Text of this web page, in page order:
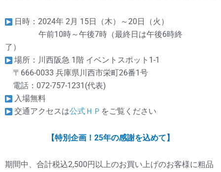
日時：2024年 2月 15日（木）～20日（火）
午前10時～午後7時（最終日は午後6時終
了）
場所：川西阪急 1階 イベントスポット1-1
〒666-0033 兵庫県川西市栄町26番1号
電話：072-757-1231(代表)
入場無料
交通アクセスは公式ＨＰ をご覧ください
【特別企画！25年の感謝を込めて】
期間中、合計税込2,500円以上のお買い上げのお客様に粗品